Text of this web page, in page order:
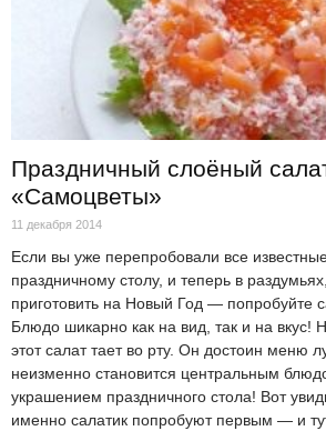
Праздничный слоёный
«Самоцветы»
11 декабря 2014
Если вы уже перепробовали все
праздничному столу, и теперь в
приготовить на Новый Год — попробуйте
Блюдо шикарно как на вид, так и на вкус!
этот салат тает во рту. Он достоин меню
неизменно становится центральным
украшением праздничного стола! Вот
именно салатик попробуют первым — и